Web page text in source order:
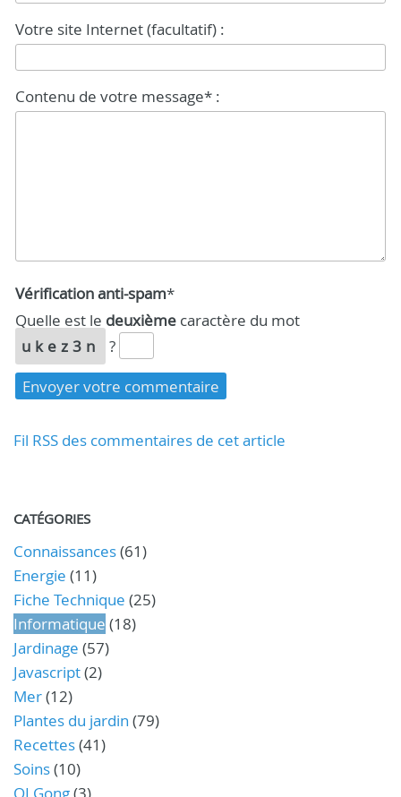
Votre site Internet (facultatif) :
Contenu de votre message* :
Vérification anti-spam*
Quelle est le deuxième caractère du mot
ukez3n
?
Fil RSS des commentaires de cet article
CATÉGORIES
Connaissances(61)
Energie (11)
Fiche Technique (25)
Informatique (18)
Jardinage (57)
Javascript(2)
Mer(12)
Plantes du jardin (79)
Recettes(41)
Soins(10)